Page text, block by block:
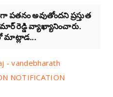
అవుతోందని ప్రస్తుత
రెడ్డి వ్యాఖ్యానించారు.
- vandebharath
NOTIFICATION